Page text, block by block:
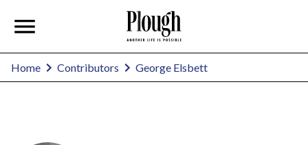
Home Contributors George Elsbett